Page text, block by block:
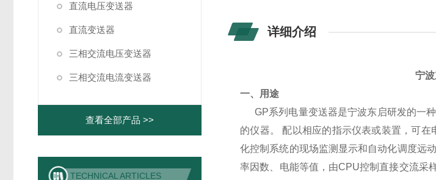
直流电压变送器
直流变送器
三相交流电压变送器
三相交流电流变送器
查看全部产品 >>
TECHNICAL ARTICLES
详细介绍
宁
一、
用途
GP系列电量变送器是宁波东启研发的一
的仪器。
配以相应的指示仪表或装置，可在
化控制系统的现场监测显示和自动化调度远
率因数、电能等值，由CPU控制直接交流采